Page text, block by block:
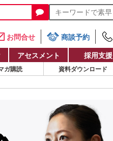
お問合せ 商談予約
アセスメント 採用支援
ガ購読 資料ダウンロード